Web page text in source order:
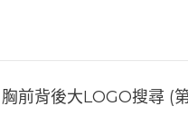
胸前背後大LOGO搜尋 (